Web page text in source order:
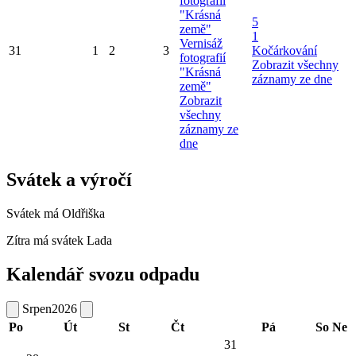
31 1 2 3
"Krásná
země"
Vernisáž
fotografií
"Krásná
země"
Zobrazit
všechny
záznamy ze
dne
5
1
Kočárkování
Zobrazit všechny
záznamy ze dne
Svátek a výročí
Svátek má Oldřiška
Zítra má svátek Lada
Kalendář svozu odpadu
Srpen2026
Po
Út St Čt Pá So Ne
31